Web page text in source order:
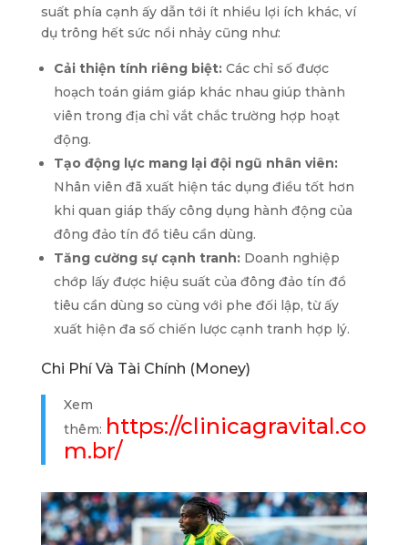
suất phía cạnh ấy dẫn tới ít nhiều lợi ích khác, ví
dụ trông hết sức nổi nhảy cũng như:
Cải thiện tính riêng biệt:Các chỉ số được
hoạch toán giám giáp khác nhau giúp thành
viên trong địa chỉ vắt chắc trường hợp hoạt
động.
Tạo động lực mang lại đội ngũ nhân viên:
Nhân viên đã xuất hiện tác dụng điều tốt hơn
khi quan giáp thấy công dụng hành động của
đông đảo tín đồ tiêu cần dùng.
Tăng cường sự cạnh tranh:Doanh nghiệp
chớp lấy được hiệu suất của đông đảo tín đồ
tiêu cần dùng so cùng với phe đối lập, từ ấy
xuất hiện đa số chiến lược cạnh tranh hợp lý.
Chi Phí Và Tài Chính (Money)
Xem
thêm: https://clinicagravital.co
m.br/